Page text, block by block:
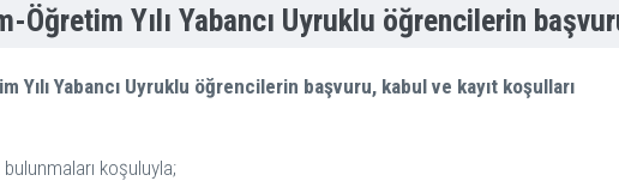
Öğretim Yılı Yabancı Uyruklu öğrencilerin
Yılı Yabancı Uyruklu öğrencilerin başvuru, kabul ve kayıt koşulları
koşuluyla;